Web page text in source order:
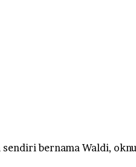
bernama Waldi,